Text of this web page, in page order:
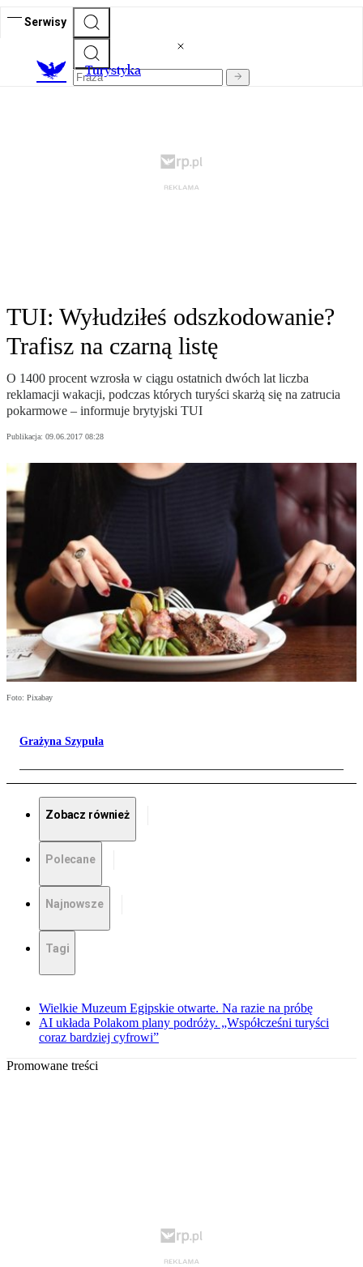
Serwisy
Turystyka
TUI: Wyłudziłeś odszkodowanie?
Trafisz na czarną listę
O 1400 procent wzrosła w ciągu ostatnich dwóch lat liczba
reklamacji wakacji, podczas których turyści skarżą się na zatrucia
pokarmowe – informuje brytyjski TUI
Publikacja: 09.06.2017 08:28
Foto: Pixabay
Grażyna Szypuła
Zobacz również
Polecane
Najnowsze
Tagi
Wielkie Muzeum Egipskie otwarte. Na razie na próbę
AI układa Polakom plany podróży. „Współcześni turyści
coraz bardziej cyfrowi”
Promowane treści